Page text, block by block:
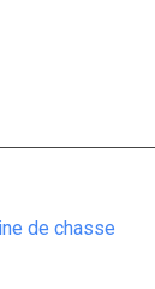
de chasse